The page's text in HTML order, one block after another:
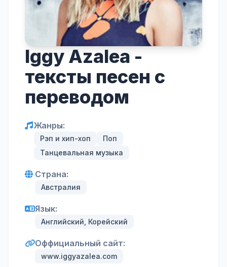
Iggy Azalea -
тексты песен с
переводом
Жанры:
Рэп и хип-хоп
Поп
Танцевальная музыка
Страна:
Австралия
Язык:
Английский, Корейский
Оффициальный сайт:
www.iggyazalea.com